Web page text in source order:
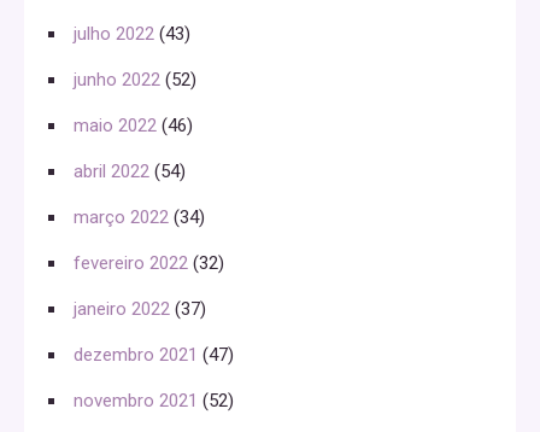
julho 2022 (43)
junho 2022 (52)
maio 2022 (46)
abril 2022 (54)
março 2022 (34)
fevereiro 2022 (32)
janeiro 2022 (37)
dezembro 2021 (47)
novembro 2021 (52)